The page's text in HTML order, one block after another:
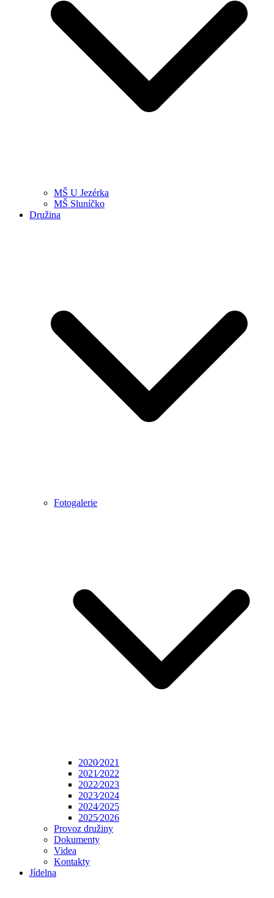
MŠ U Jezérka
MŠ Sluníčko
Družina
Fotogalerie
2020⁄2021
2021⁄2022
2022⁄2023
2023⁄2024
2024⁄2025
2025⁄2026
Provoz družiny
Dokumenty
Videa
Kontakty
Jídelna